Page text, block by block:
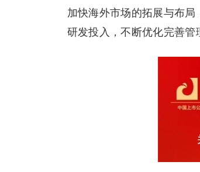
加快海外市场的拓展与布
研发投入，不断优化完善管